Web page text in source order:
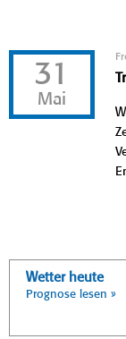
31
Mai
Wetter heute
Prognose lesen »